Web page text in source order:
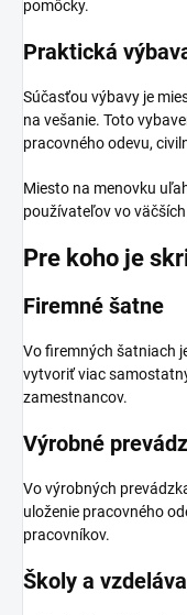
pomôcky.
Praktická
Súčasťou výbavy je
na vešanie. Toto
pracovného odevu,
Miesto na menovku
používateľov vo
Pre koho je
Firemné šatne
Vo firemných šatniach
vytvoriť viac
zamestnancov.
Výrobné
Vo výrobných
uloženie pracovného
pracovníkov.
Školy a